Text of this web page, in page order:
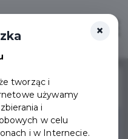
już się
×
tworząc i
używamy
i
w celu
i w Internecie.